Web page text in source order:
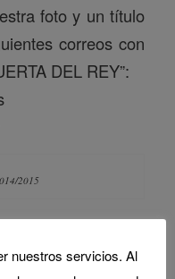
foto y un título
correos con
DEL REY”:
2015
nuestros servicios. Al